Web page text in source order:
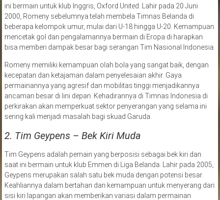
ini bermain untuk klub Inggris, Oxford United. Lahir pada 20 Juni
2000, Romeny sebelumnya telah membela Timnas Belanda di
beberapa kelompok umur, mulai dari U-18 hingga U-20. Kemampuan
mencetak gol dan pengalamannya bermain di Eropa di harapkan
bisa memberi dampak besar bagi serangan Tim Nasional Indonesia.
Romeny memiliki kemampuan olah bola yang sangat baik, dengan
kecepatan dan ketajaman dalam penyelesaian akhir. Gaya
permainannya yang agresif dan mobilitas tinggi menjadikannya
ancaman besar di lini depan. Kehadirannya di Timnas Indonesia di
perkirakan akan memperkuat sektor penyerangan yang selama ini
sering kali menjadi masalah bagi skuad Garuda.
2. Tim Geypens – Bek Kiri Muda
Tim Geypens adalah pemain yang berposisi sebagai bek kiri dan
saat ini bermain untuk klub Emmen di Liga Belanda. Lahir pada 2005,
Geypens merupakan salah satu bek muda dengan potensi besar.
Keahliannya dalam bertahan dan kemampuan untuk menyerang dari
sisi kiri lapangan akan memberikan variasi dalam permainan